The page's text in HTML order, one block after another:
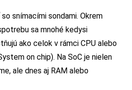
snímacími sondami. Okrem
sa mnohé kedysi
ako celok v rámci CPU alebo
on chip). Na SoC je nielen
ale dnes aj RAM alebo